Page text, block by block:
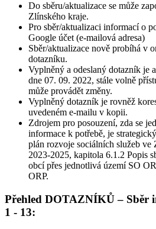
Do sběru/aktualizace se může
Zlínského kraje.
Pro sběr/aktualizaci informací o
Google účet (e-mailová adresa)
Sběr/aktualizace nově probíhá v
dotazníku.
Vyplněný a odeslaný dotazník je
dne 07. 09. 2022, stále volně
může provádět změny.
Vyplněný dotazník je rovněž
uvedeném e-mailu v kopii.
Zdrojem pro posouzení, zda se
informace k potřebě, je
plán rozvoje sociálních služeb
2023-2025, kapitola 6.1.2 Popis
obcí přes jednotlivá území SO
ORP.
Přehled DOTAZNÍKŮ – Sběr
1 - 13: